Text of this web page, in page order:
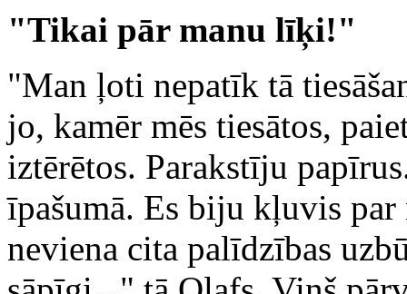
"Tikai pār manu līķi!"
"Man ļoti nepatīk tā
jo, kamēr mēs tiesātos,
iztērētos. Parakstīju
īpašumā. Es biju kļuvis
neviena cita palīdzības